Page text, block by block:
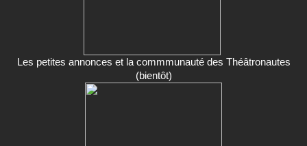
Les petites annonces et la commmunauté des Théâtronautes
(bientôt)